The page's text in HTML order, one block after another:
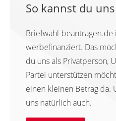
So kannst du
Briefwahl-beantragen.de
werbefinanziert. Das
du uns als Privatperson,
Partei unterstützen
einen kleinen Betrag
uns natürlich auch.